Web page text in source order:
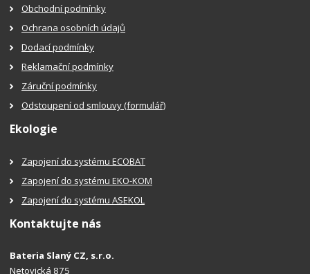
Obchodní podmínky
Ochrana osobních údajů
Dodací podmínky
Reklamační podmínky
Záruční podmínky
Odstoupení od smlouvy (formulář)
Ekologie
Zapojení do systému ECOBAT
Zapojení do systému EKO-KOM
Zapojení do systému ASEKOL
Kontaktujte nás
Bateria Slaný CZ, s.r.o.
Netovická 875